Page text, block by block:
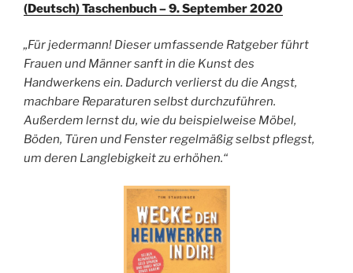
(Deutsch) Taschenbuch – 9. September 2020
„Für jedermann! Dieser umfassende Ratgeber führt
Frauen und Männer sanft in die Kunst des
Handwerkens ein. Dadurch verlierst du die Angst,
machbare Reparaturen selbst durchzuführen.
Außerdem lernst du, wie du beispielweise Möbel,
Böden, Türen und Fenster regelmäßig selbst pflegst,
um deren Langlebigkeit zu erhöhen.“